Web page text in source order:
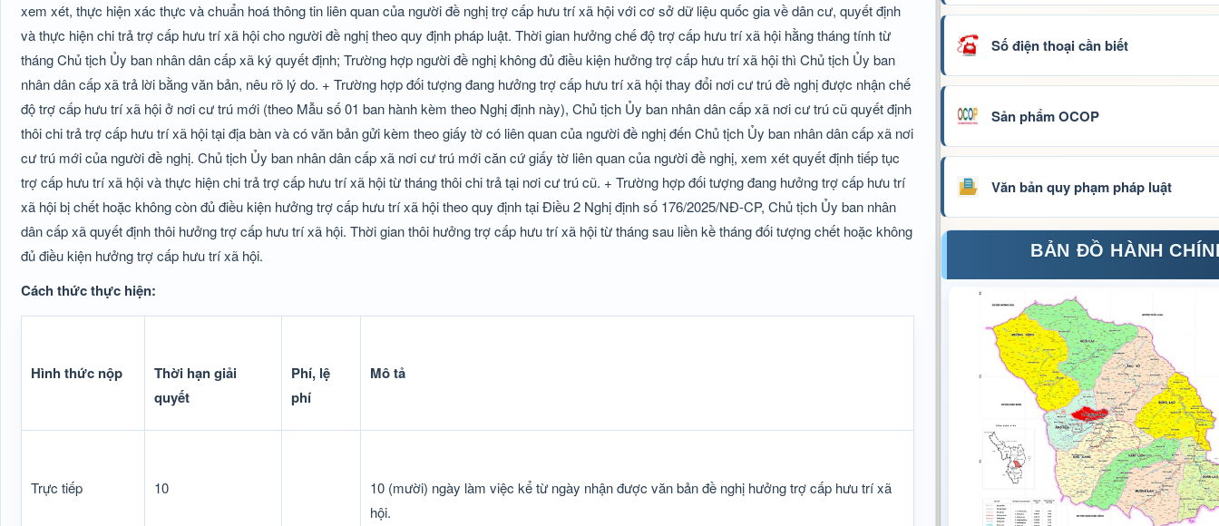
xem xét, thực hiện xác thực và chuẩn hoá thông tin liên quan của người đề nghị trợ cấp hưu trí xã hội với cơ sở dữ liệu quốc gia về dân cư, quyết định
và thực hiện chi trả trợ cấp hưu trí xã hội cho người đề nghị theo quy định pháp luật. Thời gian hưởng chế độ trợ cấp hưu trí xã hội hằng tháng tính từ
tháng Chủ tịch Ủy ban nhân dân cấp xã ký quyết định; Trường hợp người đề nghị không đủ điều kiện hưởng trợ cấp hưu trí xã hội thì Chủ tịch Ủy ban
nhân dân cấp xã trả lời bằng văn bản, nêu rõ lý do. + Trường hợp đối tượng đang hưởng trợ cấp hưu trí xã hội thay đổi nơi cư trú đề nghị được nhận chế
độ trợ cấp hưu trí xã hội ở nơi cư trú mới (theo Mẫu số 01 ban hành kèm theo Nghị định này), Chủ tịch Ủy ban nhân dân cấp xã nơi cư trú cũ quyết định
thôi chi trả trợ cấp hưu trí xã hội tại địa bàn và có văn bản gửi kèm theo giấy tờ có liên quan của người đề nghị đến Chủ tịch Ủy ban nhân dân cấp xã nơi
cư trú mới của người đề nghị. Chủ tịch Ủy ban nhân dân cấp xã nơi cư trú mới căn cứ giấy tờ liên quan của người đề nghị, xem xét quyết định tiếp tục
trợ cấp hưu trí xã hội và thực hiện chi trả trợ cấp hưu trí xã hội từ tháng thôi chi trả tại nơi cư trú cũ. + Trường hợp đối tượng đang hưởng trợ cấp hưu trí
xã hội bị chết hoặc không còn đủ điều kiện hưởng trợ cấp hưu trí xã hội theo quy định tại Điều 2 Nghị định số 176/2025/NĐ-CP, Chủ tịch Ủy ban nhân
dân cấp xã quyết định thôi hưởng trợ cấp hưu trí xã hội. Thời gian thôi hưởng trợ cấp hưu trí xã hội từ tháng sau liền kề tháng đối tượng chết hoặc không
đủ điều kiện hưởng trợ cấp hưu trí xã hội.
Cách thức thực hiện:
Hình thức nộp
Thời hạn giải
quyết
Phí, lệ
phí
Mô tả
Trực tiếp 10
10 (mười) ngày làm việc kể từ ngày nhận được văn bản đề nghị hưởng trợ cấp hưu trí xã
hội.
Số điện thoại cần biết
Sản phẩm OCOP
Văn bản quy phạm pháp luật
BẢN ĐỒ HÀNH